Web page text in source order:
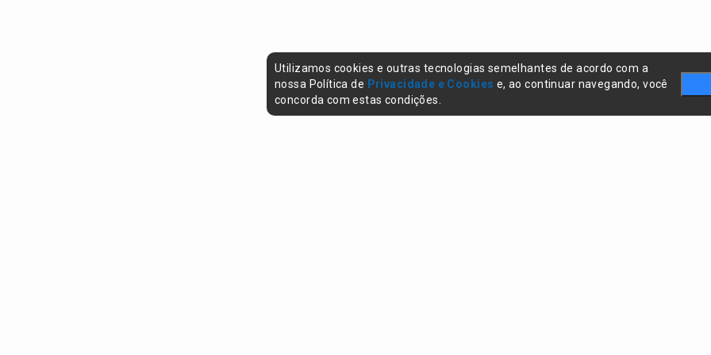
Utilizamos cookies e outras tecnologias semelhantes de acordo com a
nossa Política de Privacidade e Cookies e, ao continuar navegando, você
concorda com estas condições.